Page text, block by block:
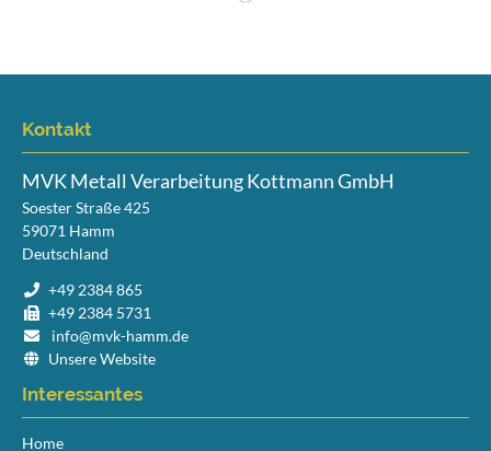
Kontakt
MVK Metall Verarbeitung Kottmann GmbH
Soester Straße 425
59071 Hamm
Deutschland
+49 2384 865
+49 2384 5731
info@mvk-hamm.de
Unsere Website
Interessantes
Navigation
Home